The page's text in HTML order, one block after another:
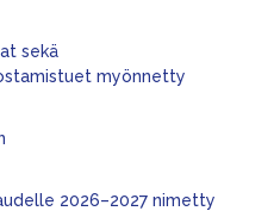
sekä
myönnetty
2026–2027 nimetty